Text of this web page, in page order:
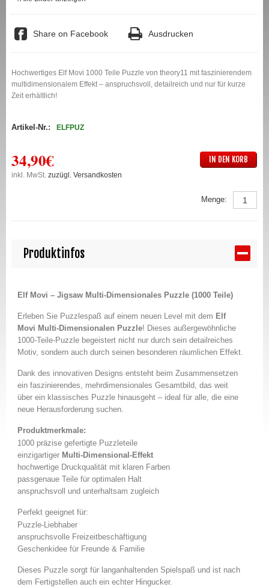
Share on Facebook Ausdrucken
Hochwertiges Elf Movi 1000 Teile Puzzle von theory11 mit faszinierendem
multidimensionalem Effekt – anspruchsvoll, detailreich und nur für kurze
Zeit erhältlich!
Artikel-Nr.: ELFPUZ
34,90€
inkl. MwSt.zuzügl. Versandkosten
IN DEN KORB
Menge:
Produktinfos
Elf Movi – Jigsaw Multi-Dimensionales Puzzle (1000 Teile)
Erleben Sie Puzzlespaß auf einem neuen Level mit dem Elf
Movi Multi-Dimensionalen Puzzle! Dieses außergewöhnliche
1000-Teile-Puzzle begeistert nicht nur durch sein detailreiches
Motiv, sondern auch durch seinen besonderen räumlichen Effekt.
Dank des innovativen Designs entsteht beim Zusammensetzen
ein faszinierendes, mehrdimensionales Gesamtbild, das weit
über ein klassisches Puzzle hinausgeht – ideal für alle, die eine
neue Herausforderung suchen.
Produktmerkmale:
1000 präzise gefertigte Puzzleteile
einzigartiger Multi-Dimensional-Effekt
hochwertige Druckqualität mit klaren Farben
passgenaue Teile für optimalen Halt
anspruchsvoll und unterhaltsam zugleich
Perfekt geeignet für:
Puzzle-Liebhaber
anspruchsvolle Freizeitbeschäftigung
Geschenkidee für Freunde & Familie
Dieses Puzzle sorgt für langanhaltenden Spielspaß und ist nach
dem Fertigstellen auch ein echter Hingucker.